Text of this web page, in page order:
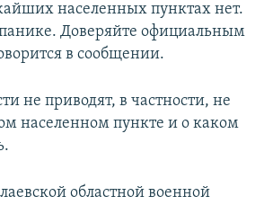
населенных пунктах нет.
Доверяйте официальным
в сообщении.
не приводят, в частности, не
населенном пункте и о каком
областной военной